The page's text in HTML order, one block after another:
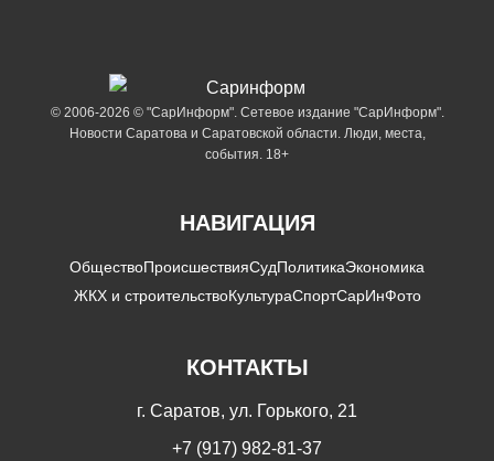
© 2006-2026 © "СарИнформ". Сетевое издание "СарИнформ".
Новости Саратова и Саратовской области. Люди, места,
события. 18+
НАВИГАЦИЯ
ОбществоПроисшествияСудПолитикаЭкономика
ЖКХ и строительствоКультураСпортСарИнФото
КОНТАКТЫ
г. Саратов, ул. Горького, 21
+7 (917) 982-81-37